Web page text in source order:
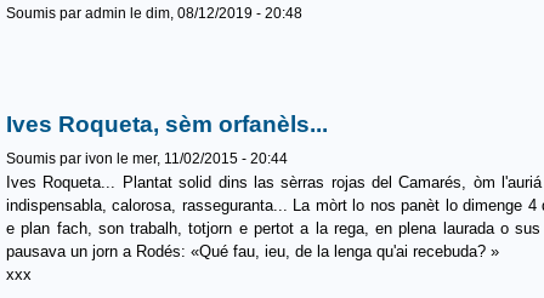
Soumis par admin le dim, 08/12/2019 - 20:48
Ives Roqueta, sèm orfanèls...
Soumis par ivon le mer, 11/02/2015 - 20:44
Ives Roqueta... Plantat solid dins las sèrras rojas del Camarés, òm
indispensabla, calorosa, rasseguranta... La mòrt lo nos panèt lo dimenge
e plan fach, son trabalh, totjorn e pertot a la rega, en plena laurada o
pausava un jorn a Rodés: «Qué fau, ieu, de la lenga qu'ai recebuda? »
xxx